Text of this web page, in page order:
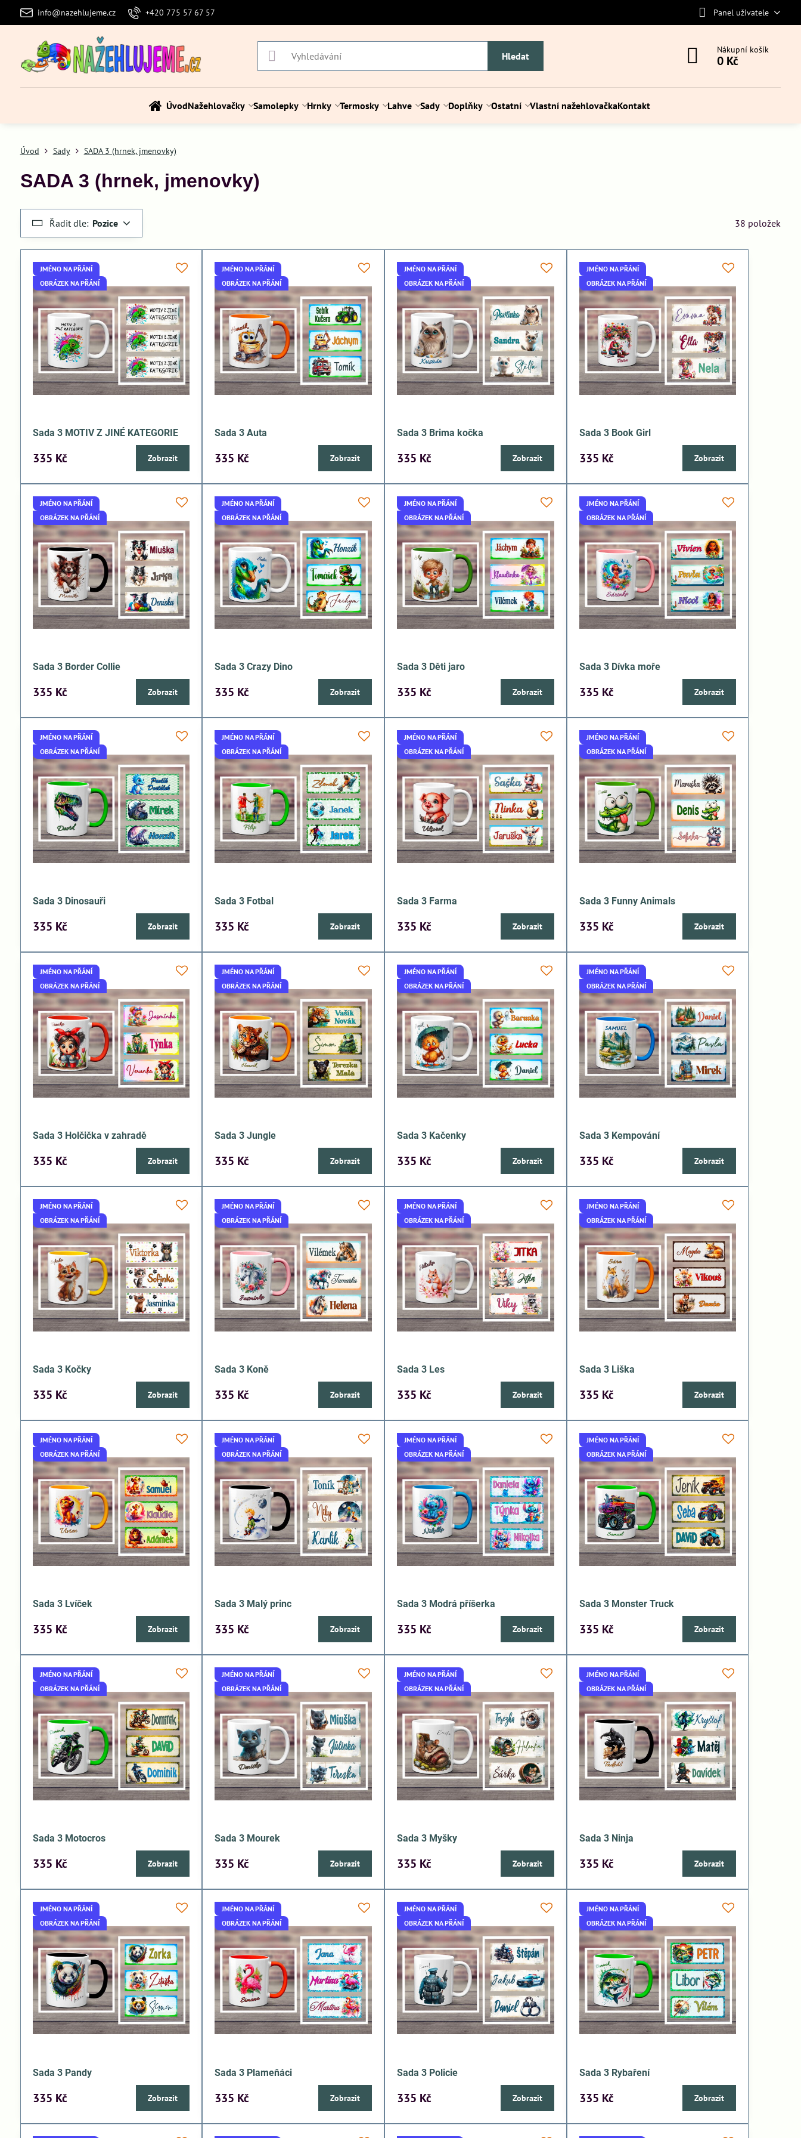
info@nazehlujeme.cz +420 775 57 67 57 Panel uživatele
Hledat
Nákupní košík
0 Kč
ÚvodNažehlovačky Samolepky Hrnky Termosky Lahve Sady Doplňky Ostatní Vlastní nažehlovačkaKontakt
Úvod Sady SADA 3 (hrnek, jmenovky)
SADA 3 (hrnek, jmenovky)
Řadit dle: Pozice 38 položek
JMÉNO NA PŘÁNÍ
OBRÁZEK NA PŘÁNÍ
Sada 3 MOTIV Z JINÉ KATEGORIE
335 Kč Zobrazit
JMÉNO NA PŘÁNÍ
OBRÁZEK NA PŘÁNÍ
Sada 3 Auta
335 Kč Zobrazit
JMÉNO NA PŘÁNÍ
OBRÁZEK NA PŘÁNÍ
Sada 3 Brima kočka
335 Kč Zobrazit
JMÉNO NA PŘÁNÍ
OBRÁZEK NA PŘÁNÍ
Sada 3 Book Girl
335 Kč Zobrazit
JMÉNO NA PŘÁNÍ
OBRÁZEK NA PŘÁNÍ
Sada 3 Border Collie
335 Kč Zobrazit
JMÉNO NA PŘÁNÍ
OBRÁZEK NA PŘÁNÍ
Sada 3 Crazy Dino
335 Kč Zobrazit
JMÉNO NA PŘÁNÍ
OBRÁZEK NA PŘÁNÍ
Sada 3 Děti jaro
335 Kč Zobrazit
JMÉNO NA PŘÁNÍ
OBRÁZEK NA PŘÁNÍ
Sada 3 Dívka moře
335 Kč Zobrazit
JMÉNO NA PŘÁNÍ
OBRÁZEK NA PŘÁNÍ
Sada 3 Dinosauři
335 Kč Zobrazit
JMÉNO NA PŘÁNÍ
OBRÁZEK NA PŘÁNÍ
Sada 3 Fotbal
335 Kč Zobrazit
JMÉNO NA PŘÁNÍ
OBRÁZEK NA PŘÁNÍ
Sada 3 Farma
335 Kč Zobrazit
JMÉNO NA PŘÁNÍ
OBRÁZEK NA PŘÁNÍ
Sada 3 Funny Animals
335 Kč Zobrazit
JMÉNO NA PŘÁNÍ
OBRÁZEK NA PŘÁNÍ
Sada 3 Holčička v zahradě
335 Kč Zobrazit
JMÉNO NA PŘÁNÍ
OBRÁZEK NA PŘÁNÍ
Sada 3 Jungle
335 Kč Zobrazit
JMÉNO NA PŘÁNÍ
OBRÁZEK NA PŘÁNÍ
Sada 3 Kačenky
335 Kč Zobrazit
JMÉNO NA PŘÁNÍ
OBRÁZEK NA PŘÁNÍ
Sada 3 Kempování
335 Kč Zobrazit
JMÉNO NA PŘÁNÍ
OBRÁZEK NA PŘÁNÍ
Sada 3 Kočky
335 Kč Zobrazit
JMÉNO NA PŘÁNÍ
OBRÁZEK NA PŘÁNÍ
Sada 3 Koně
335 Kč Zobrazit
JMÉNO NA PŘÁNÍ
OBRÁZEK NA PŘÁNÍ
Sada 3 Les
335 Kč Zobrazit
JMÉNO NA PŘÁNÍ
OBRÁZEK NA PŘÁNÍ
Sada 3 Liška
335 Kč Zobrazit
JMÉNO NA PŘÁNÍ
OBRÁZEK NA PŘÁNÍ
Sada 3 Lvíček
335 Kč Zobrazit
JMÉNO NA PŘÁNÍ
OBRÁZEK NA PŘÁNÍ
Sada 3 Malý princ
335 Kč Zobrazit
JMÉNO NA PŘÁNÍ
OBRÁZEK NA PŘÁNÍ
Sada 3 Modrá příšerka
335 Kč Zobrazit
JMÉNO NA PŘÁNÍ
OBRÁZEK NA PŘÁNÍ
Sada 3 Monster Truck
335 Kč Zobrazit
JMÉNO NA PŘÁNÍ
OBRÁZEK NA PŘÁNÍ
Sada 3 Motocros
335 Kč Zobrazit
JMÉNO NA PŘÁNÍ
OBRÁZEK NA PŘÁNÍ
Sada 3 Mourek
335 Kč Zobrazit
JMÉNO NA PŘÁNÍ
OBRÁZEK NA PŘÁNÍ
Sada 3 Myšky
335 Kč Zobrazit
JMÉNO NA PŘÁNÍ
OBRÁZEK NA PŘÁNÍ
Sada 3 Ninja
335 Kč Zobrazit
JMÉNO NA PŘÁNÍ
OBRÁZEK NA PŘÁNÍ
Sada 3 Pandy
335 Kč Zobrazit
JMÉNO NA PŘÁNÍ
OBRÁZEK NA PŘÁNÍ
Sada 3 Plameňáci
335 Kč Zobrazit
JMÉNO NA PŘÁNÍ
OBRÁZEK NA PŘÁNÍ
Sada 3 Policie
335 Kč Zobrazit
JMÉNO NA PŘÁNÍ
OBRÁZEK NA PŘÁNÍ
Sada 3 Rybaření
335 Kč Zobrazit